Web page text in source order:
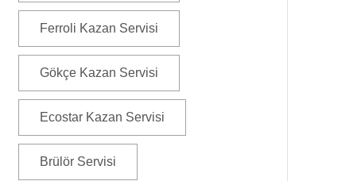
Ferroli Kazan Servisi
Gökçe Kazan Servisi
Ecostar Kazan Servisi
Brülör Servisi